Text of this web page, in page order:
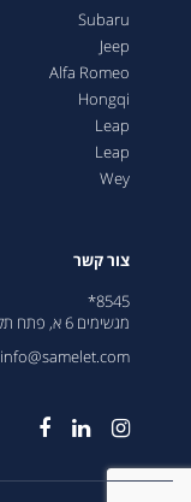
Subaru
Jeep
Alfa Romeo
Hongqi
Leap
Leap
Wey
צור קשר
8545*
מגשימים 6 א, פתח תקווה
info@samelet.com